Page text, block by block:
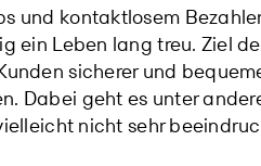
und kontaktlosem
ein Leben lang treu. Ziel
sicherer und
Dabei geht es unter
nicht sehr